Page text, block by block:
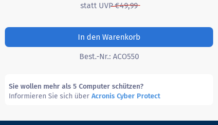
49,99
In den Warenkorb
Best.-Nr.: ACO550
Sie wollen mehr als 5 Computer schützen?
Informieren Sie sich über Acronis Cyber Protect